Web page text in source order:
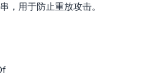
，用于防止重放攻击。